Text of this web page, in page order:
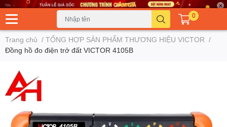
0
Trang chủ / TỔNG HỢP SẢN PHẨM THƯƠNG HIỆU VICTOR /
Đồng hồ đo điện trở đất VICTOR 4105B